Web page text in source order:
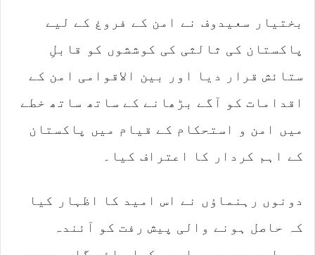
بختیار سعیدوف نے امن کے فروغ کے لیے
پاکستان کی ثالثی کی کوششوں کو قابلِ
ستائش قرار دیا اور بین الاقوامی امن کے
اقدامات کو آگے بڑھانے کے ساتھ ساتھ خطے
میں امن و استحکام کے قیام میں پاکستان
کے اہم کردار کا اعتراف کیا۔
دونوں رہنماؤں نے اس امید کا اظہار کیا
کہ حاصل ہونے والی پیش رفت کو آئندہ